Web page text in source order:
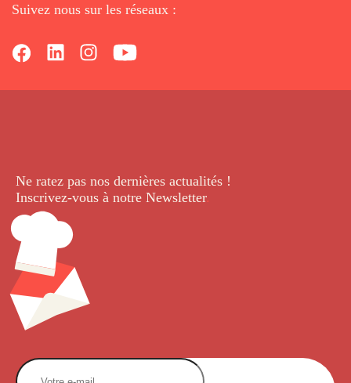
Suivez nous sur les réseaux :
Ne ratez pas nos dernières actualités !
Inscrivez-vous à notre Newsletter.